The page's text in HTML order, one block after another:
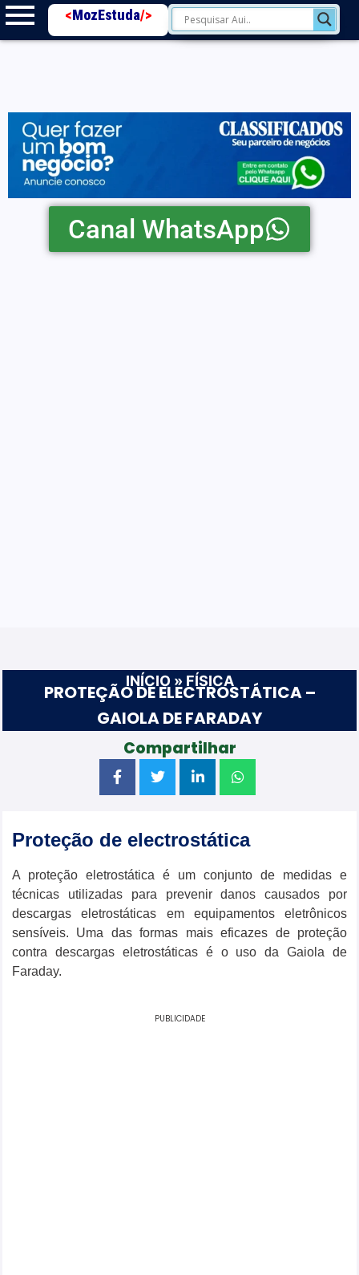
<MozEstuda/>
Canal WhatsApp
INÍCIO» FÍSICA
PROTEÇÃO DE ELECTROSTÁTICA –
GAIOLA DE FARADAY
Compartilhar
Proteção de electrostática
A proteção eletrostática é um conjunto de medidas e
técnicas utilizadas para prevenir danos causados por
descargas eletrostáticas em equipamentos eletrônicos
sensíveis. Uma das formas mais eficazes de proteção
contra descargas eletrostáticas é o uso da Gaiola de
Faraday.
PUBLICIDADE